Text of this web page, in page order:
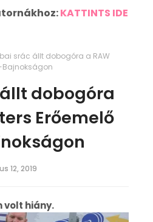
KATTINTS IDE
srác állt dobogóra a RAW
Bajnokságon
dobogóra
Erőemelő
12, 2019
volt hiány.